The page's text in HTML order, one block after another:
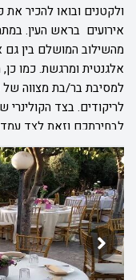
ולקטנים ובואו להכיר
אירועים בראש העין.
מהשילוב המושלם בין גם
אלגנטית ומרגשת. כמו
למסיבת בר/בת מצווה של
לריקודים. בצד
לבחירתכם וזאת לצד
וגם הקטנים אוהבים. אנו
ולשמוע פרטים נוספים
חולמים.